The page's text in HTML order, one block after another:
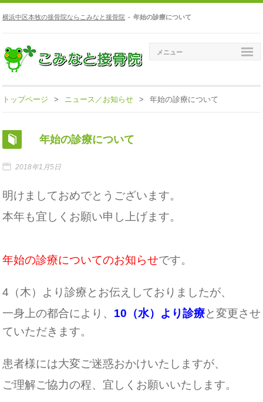
横浜中区本牧の接骨院ならこみなと接骨院 - 年始の診療について
メニュー
トップページ > ニュース／お知らせ > 年始の診療について
年始の診療について
2018年1月5日
明けましておめでとうございます。
本年も宜しくお願い申し上げます。
年始の診療についてのお知らせです。
4（木）より診療とお伝えしておりましたが、
一身上の都合により、 10（水）より診療と変更させ
ていただきます。
患者様には大変ご迷惑おかけいたしますが、
ご理解ご協力の程、宜しくお願いいたします。